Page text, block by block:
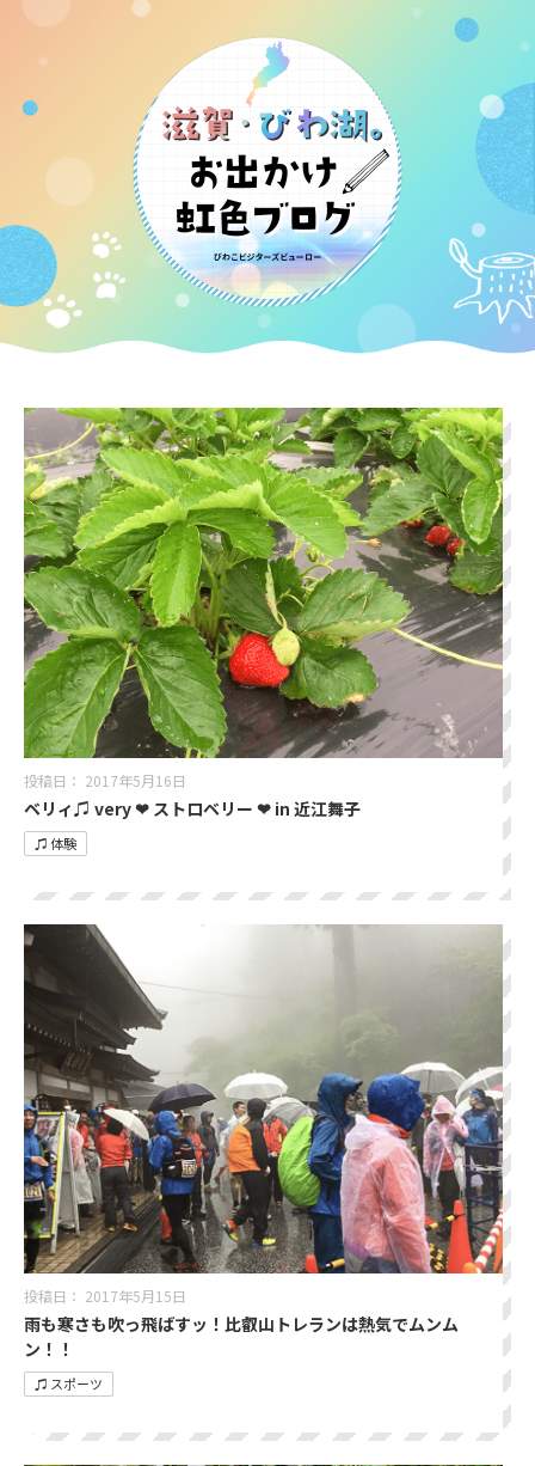
ベリィ♫ very ❤︎ ストロベリー ❤︎ in 近江舞子
投稿日： 2017年5月16日
♫ 体験
雨も寒さも吹っ飛ばすッ！比叡山トレランは熱気でムンム
ン！！
投稿日： 2017年5月15日
♫ スポーツ